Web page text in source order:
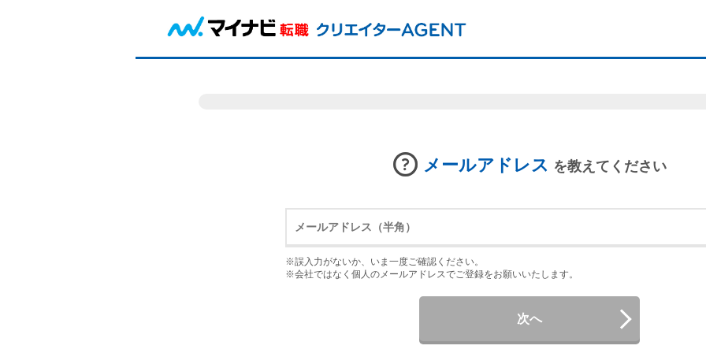
メールアドレス を教えてください
※誤入力がないか、いま一度ご確認ください。
※会社ではなく個人のメールアドレスでご登録をお願いいたします。
次へ